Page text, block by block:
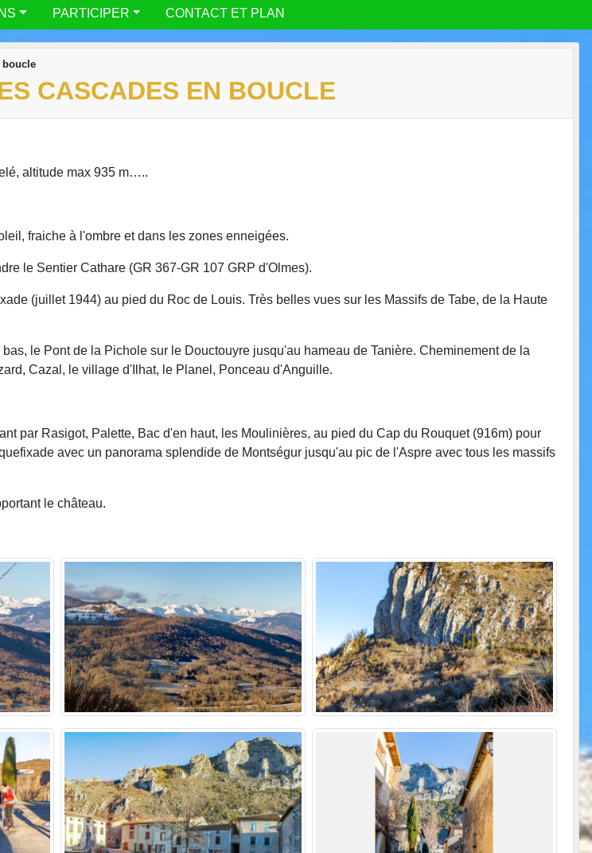
PARTICIPER CONTACT ET PLAN
boucle
CASCADES EN BOUCLE
altitude max 935 m…..
fraiche à l'ombre et dans les zones enneigées.
le Sentier Cathare (GR 367-GR 107 GRP d'Olmes).
(juillet 1944) au pied du Roc de Louis. Très belles vues sur les Massifs de Tabe, de la Haute
le Pont de la Pichole sur le Douctouyre jusqu'au hameau de Tanière. Cheminement de la
Cazal, le village d'Ilhat, le Planel, Ponceau d'Anguille.
par Rasigot, Palette, Bac d'en haut, les Moulinières, au pied du Cap du Rouquet (916m) pour
avec un panorama splendide de Montségur jusqu'au pic de l'Aspre avec tous les massifs
le château.